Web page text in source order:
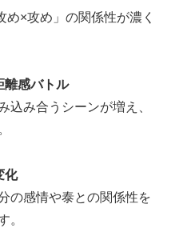
×攻め」の関係性が濃く
離感バトル
込み合うシーンが増え、
化
の感情や泰との関係性を
。